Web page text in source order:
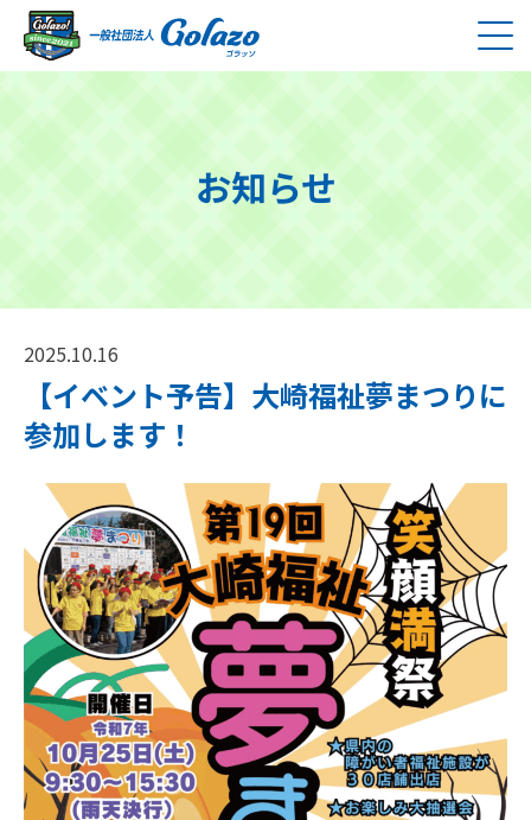
お知らせ
2025.10.16
【イベント予告】大崎福祉夢まつりに
参加します！